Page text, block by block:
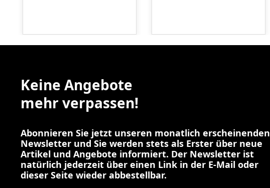
Keine Angebote
mehr verpassen!
Abonnieren Sie jetzt unseren monatlich erscheinenden
Newsletter und Sie werden stets als Erster über neue
Artikel und Angebote informiert. Der Newsletter ist
natürlich jederzeit über einen Link in der E-Mail oder
dieser Seite wieder abbestellbar.